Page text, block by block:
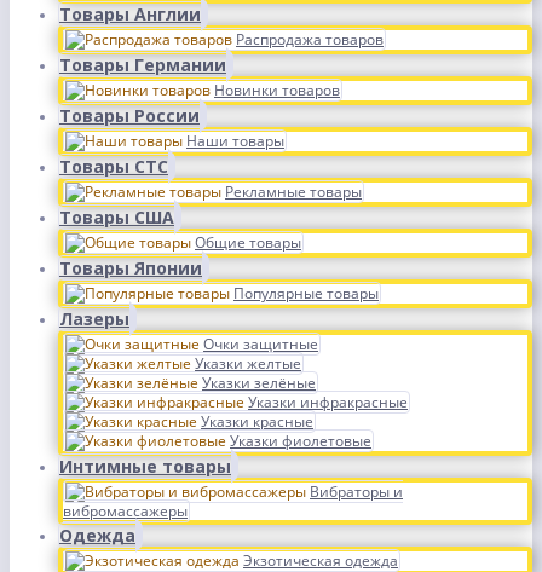
Товары Англии
Распродажа товаров
Товары Германии
Новинки товаров
Товары России
Наши товары
Товары СТС
Рекламные товары
Товары США
Общие товары
Товары Японии
Популярные товары
Лазеры
Очки защитные
Указки желтые
Указки зелёные
Указки инфракрасные
Указки красные
Указки фиолетовые
Интимные товары
Вибраторы и
вибромассажеры
Одежда
Экзотическая одежда